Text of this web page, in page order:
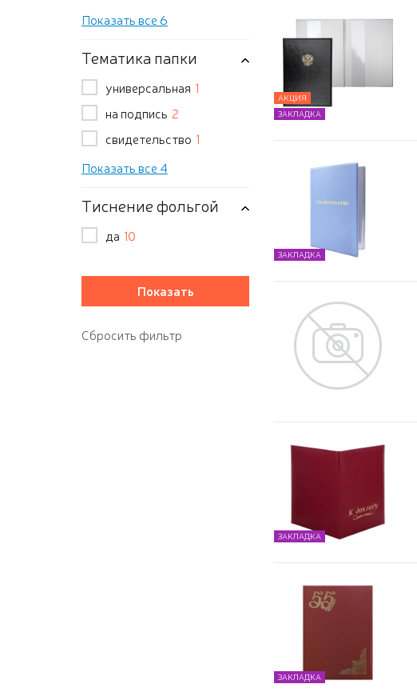
Показать все 6
Тематика папки
универсальная 1
на подпись 2
свидетельство 1
Показать все 4
Тиснение фольгой
да 10
АКЦИЯ
ЗАКЛАДКА
ЗАКЛАДКА
ЗАКЛАДКА
ЗАКЛАДКА